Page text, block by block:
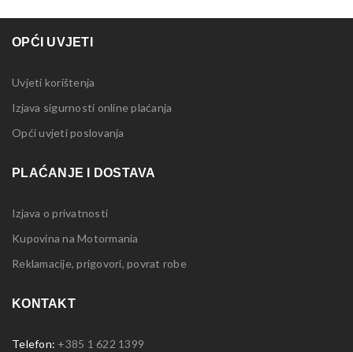
OPĆI UVJETI
Uvjeti korištenja
Izjava sigurnosti online plaćanja
Opći uvjeti poslovanja
PLAĆANJE I DOSTAVA
Izjava o privatnosti
Kupovina na Motormania
Reklamacije, prigovori, povrat robe
KONTAKT
Telefon: +385 1 622 1399